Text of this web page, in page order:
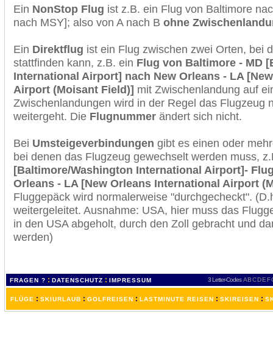
Ein NonStop Flug ist z.B. ein Flug von Baltimore
nach MSY]; also von A nach B ohne
Ein Direktflug ist ein Flug zwischen zwei Orten, bei
stattfinden kann, z.B. ein Flug von Baltimore - MD
International Airport] nach New Orleans - LA
Airport (Moisant Field)] mit Zwischenlandung auf
Zwischenlandungen wird in der Regel das Flugzeug
weitergeht. Die Flugnummer ändert sich nicht.
Bei Umsteigeverbindungen gibt es einen oder
bei denen das Flugzeug gewechselt werden muss,
[Baltimore/Washington International Airport]-
Orleans - LA [New Orleans International Airport
Fluggepäck wird normalerweise "durchgecheckt".
weitergeleitet. Ausnahme: USA, hier muss das
in den USA abgeholt, durch den Zoll gebracht und
werden)
FRAGEN ? : DATENSCHUTZ : IMPRESSUM 3 Letter-Codes ABCDEF
FLÜGE : SKIURLAUB : GOLFREISEN : LASTMINUTE REISEN : SKIREISEN :